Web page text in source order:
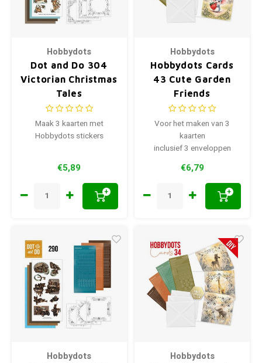
Hobbydots
Dot and Do 304
Victorian Christmas
Tales
Maak 3 kaarten met
Hobbydots stickers
€5,89
+
Hobbydots
Hobbydots Cards
43 Cute Garden
Friends
Voor het maken van 3
kaarten
inclusief 3 enveloppen
€6,79
+
Hobbydots Hobbydots